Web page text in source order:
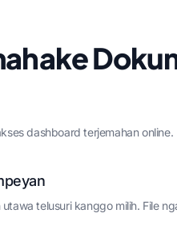
dashboard terjemahan online.
telusuri kanggo milih. File